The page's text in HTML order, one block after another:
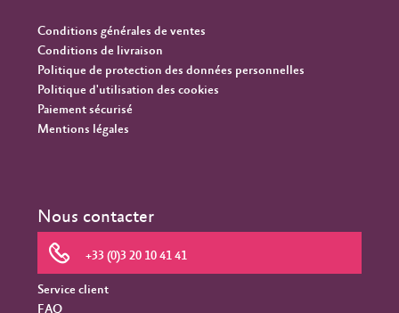
Conditions générales de ventes
Conditions de livraison
Politique de protection des données personnelles
Politique d'utilisation des cookies
Paiement sécurisé
Mentions légales
Nous contacter
+33 (0)3 20 10 41 41
Service client
FAQ